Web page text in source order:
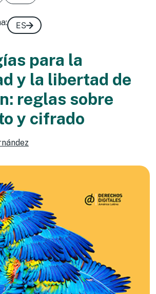
ES
para la
y la libertad de
reglas sobre
y cifrado